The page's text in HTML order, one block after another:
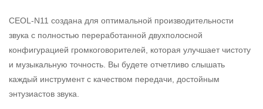
CEOL-N11 создана для оптимальной производительности
звука с полностью переработанной двухполосной
конфигурацией громкоговорителей, которая улучшает чистоту
и музыкальную точность. Вы будете отчетливо слышать
каждый инструмент с качеством передачи, достойным
энтузиастов звука.